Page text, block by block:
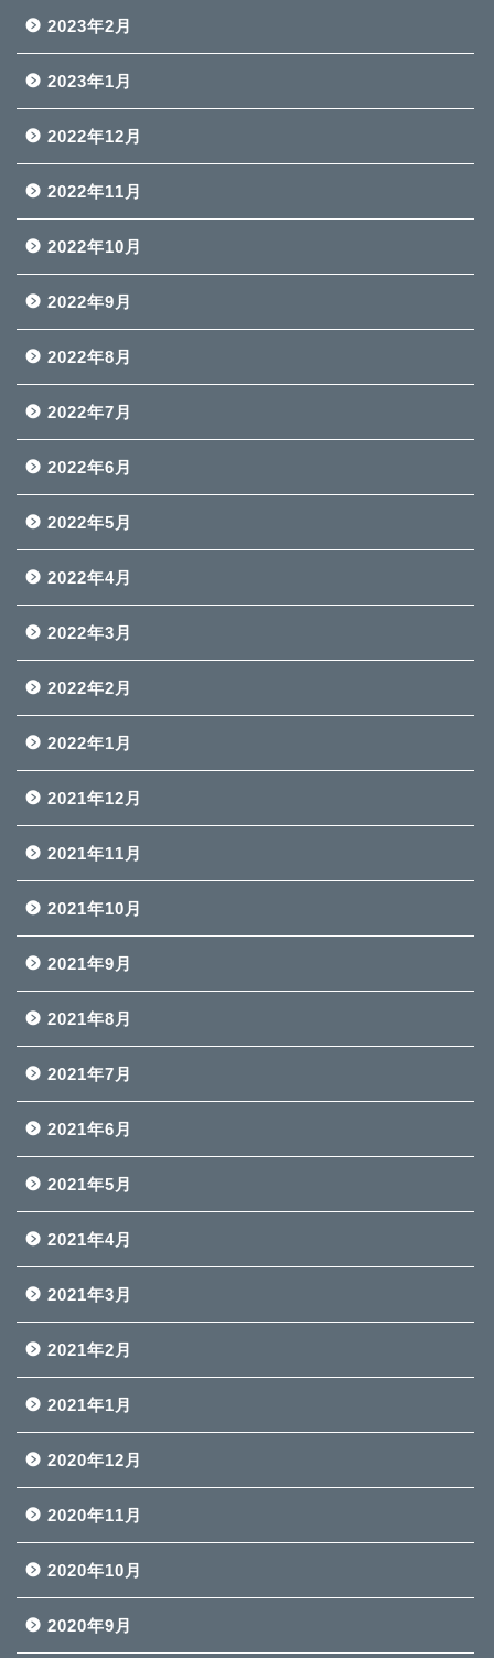
2023年2月
2023年1月
2022年12月
2022年11月
2022年10月
2022年9月
2022年8月
2022年7月
2022年6月
2022年5月
2022年4月
2022年3月
2022年2月
2022年1月
2021年12月
2021年11月
2021年10月
2021年9月
2021年8月
2021年7月
2021年6月
2021年5月
2021年4月
2021年3月
2021年2月
2021年1月
2020年12月
2020年11月
2020年10月
2020年9月